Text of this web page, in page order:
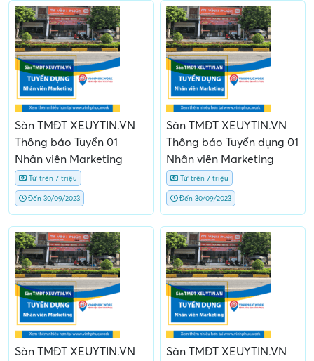
Sàn TMĐT XEUYTIN.VN
Thông báo Tuyển 01
Nhân viên Marketing
Từ trên 7 triệu
Đến 30/09/2023
Sàn TMĐT XEUYTIN.VN
Thông báo Tuyển dụng 01
Nhân viên Marketing
Từ trên 7 triệu
Đến 30/09/2023
Sàn TMĐT XEUYTIN.VN
Sàn TMĐT XEUYTIN.VN